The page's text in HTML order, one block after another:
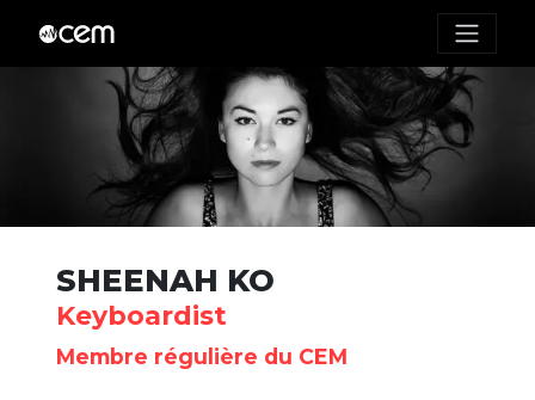
SHEENAH KO
Keyboardist
Membre régulière du CEM